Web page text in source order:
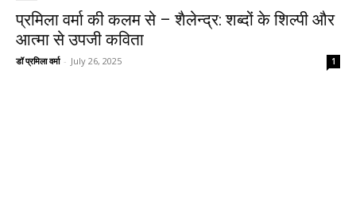
प्रमिला वर्मा की कलम से – शैलेन्द्र: शब्दों के शिल्पी और
आत्मा से उपजी कविता
डॉ प्रमिला वर्मा - July 26, 2025 1